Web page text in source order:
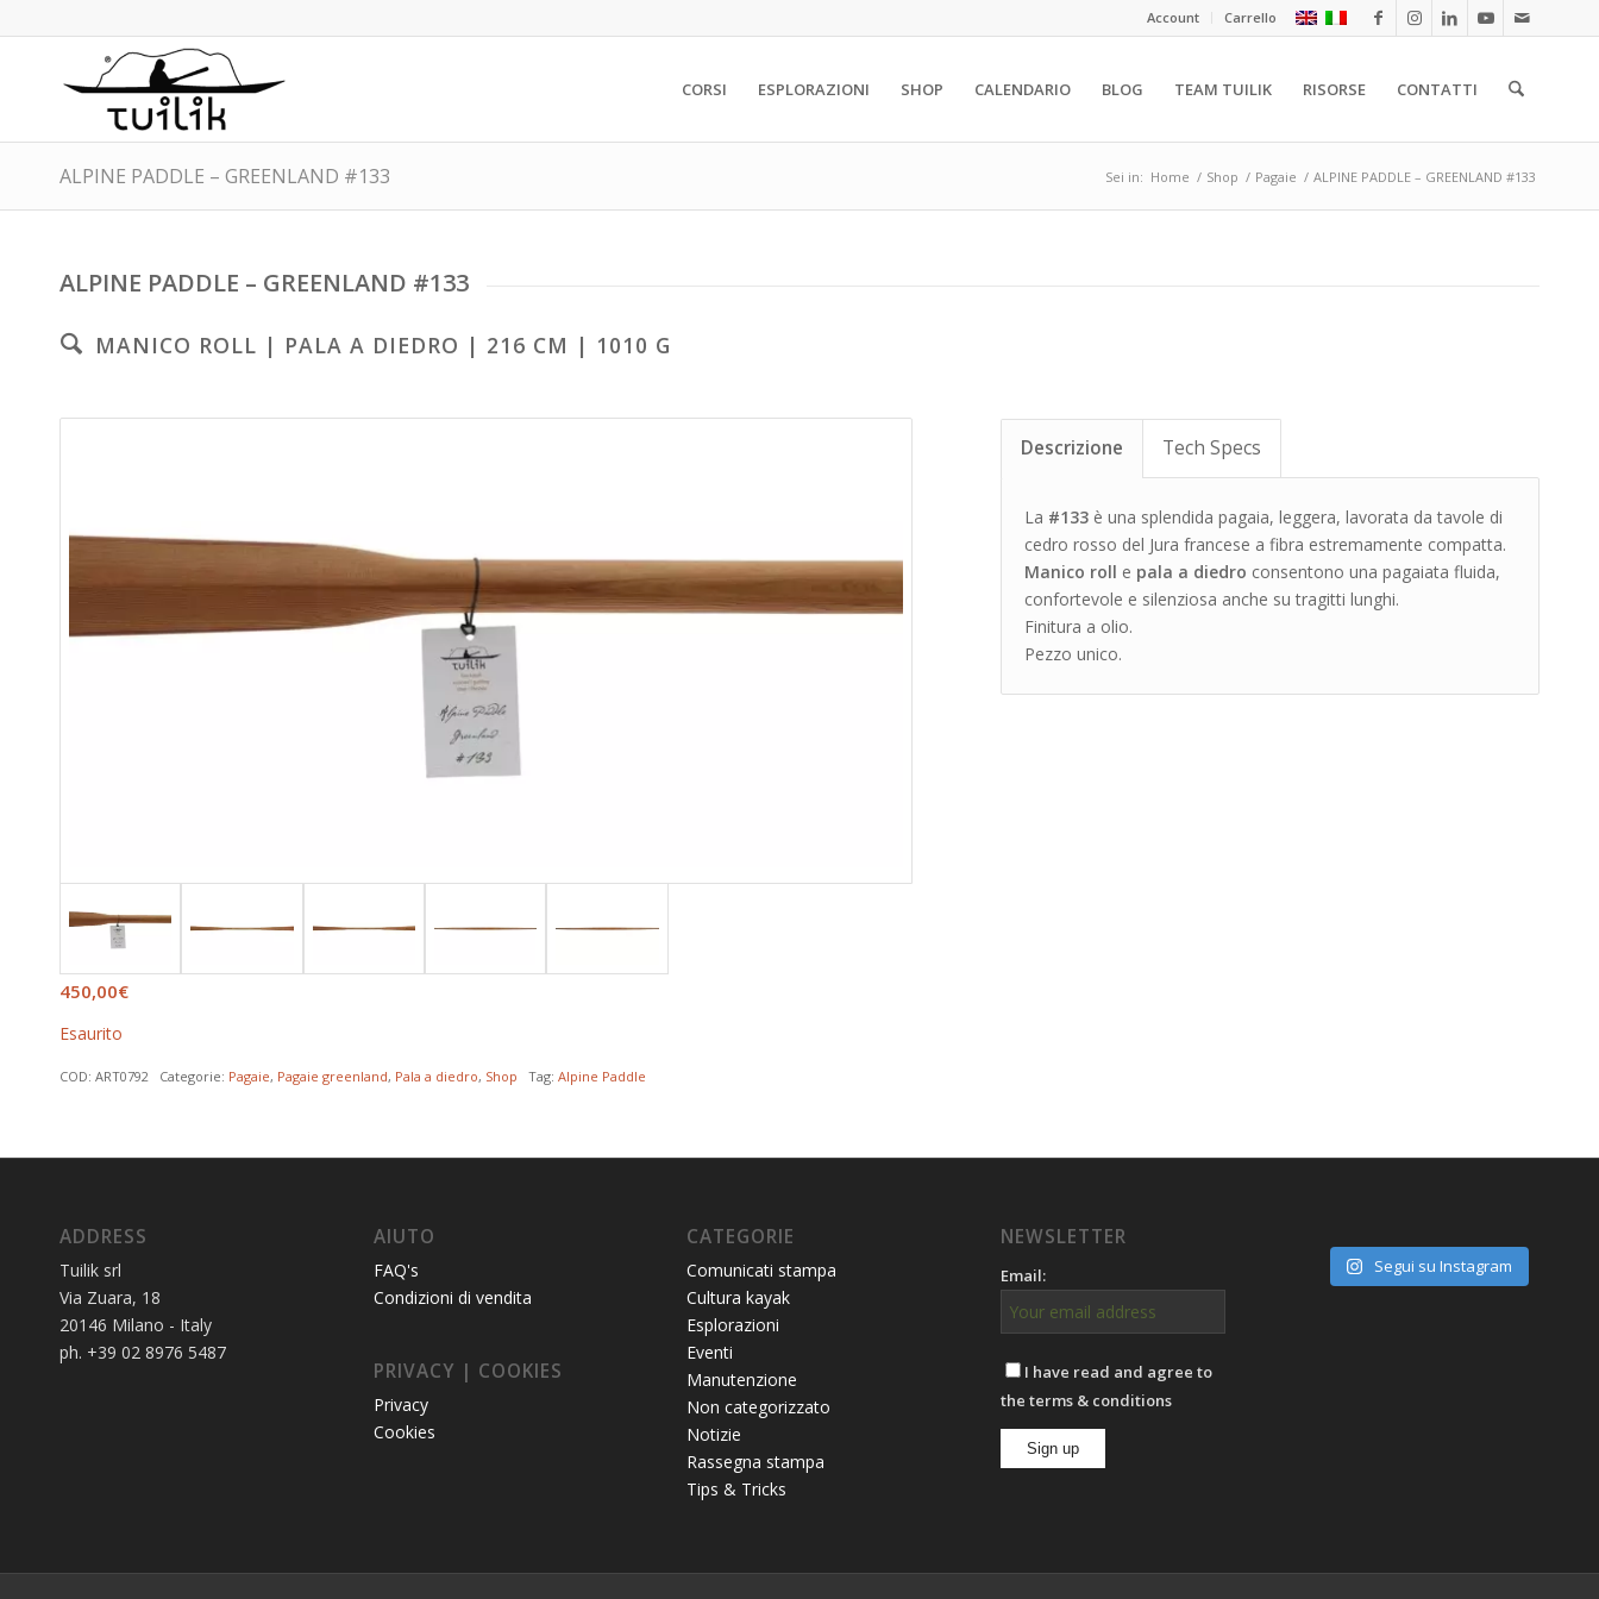
Account Carrello
CORSI ESPLORAZIONI SHOP CALENDARIO BLOG TEAM TUILIK RISORSE CONTATTI
ALPINE PADDLE – GREENLAND #133 Sei in: Home / Shop / Pagaie / ALPINE PADDLE – GREENLAND #133
ALPINE PADDLE – GREENLAND #133
MANICO ROLL | PALA A DIEDRO | 216 CM | 1010 G
Descrizione Tech Specs
La #133 è una splendida pagaia, leggera, lavorata da tavole di
cedro rosso del Jura francese a fibra estremamente compatta.
Manico roll e pala a diedro consentono una pagaiata fluida,
confortevole e silenziosa anche su tragitti lunghi.
Finitura a olio.
Pezzo unico.
450,00€
Esaurito
COD: ART0792 Categorie: Pagaie, Pagaie greenland, Pala a diedro, Shop Tag: Alpine Paddle
ADDRESS
Tuilik srl
Via Zuara, 18
20146 Milano - Italy
ph. +39 02 8976 5487
AIUTO
FAQ's
Condizioni di vendita
PRIVACY | COOKIES
Privacy
Cookies
CATEGORIE
Comunicati stampa
Cultura kayak
Esplorazioni
Eventi
Manutenzione
Non categorizzato
Notizie
Rassegna stampa
Tips & Tricks
NEWSLETTER
Email:
I have read and agree to
the terms & conditions
Segui su Instagram